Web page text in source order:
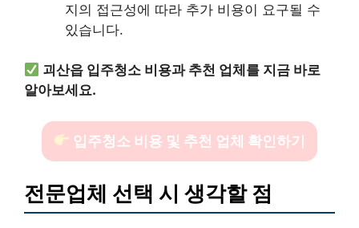
지의 접근성에 따라 추가 비용이 요구될 수
있습니다.
괴산읍 입주청소 비용과 추천 업체를 지금 바로
알아보세요.
입주청소 비용 및 추천 업체 확인하기
전문업체 선택 시 생각할 점